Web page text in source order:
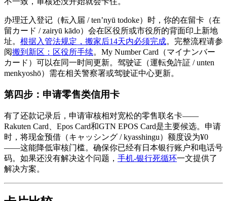
办理迁入登记（転入届 / ten’nyū todoke）时，你的在留卡（在
留カード / zairyū kādo）会在区役所或市役所的背面印上新地
址。 根据入管法规定，搬家后14天内必须完成。完整流程请参
阅搬到新区：区役所手续。My Number Card（マイナンバー
カード）可以在同一时间更新。驾驶证（運転免許証 / unten
menkyoshō）需在相关警察署或驾驶证中心更新。
第四步：申请零售类信用卡
有了还款记录后，申请审核相对宽松的零售联名卡——
Rakuten Card、Epos Card和GTN EPOS Card是主要候选。申请
时，将现金预借（キャッシング / kyasshingu）额度设为¥0
——这能降低审核门槛。确保你已经有日本银行账户和电话号
码。如果还没有解决这个问题， 手机-银行死循环一文提供了
解决方案。